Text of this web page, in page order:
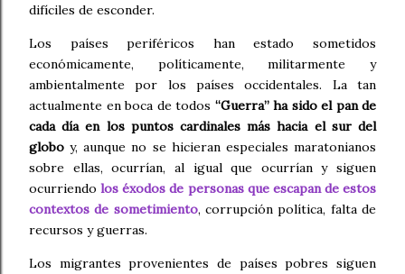
difíciles de esconder.
Los países periféricos han estado sometidos
económicamente, políticamente, militarmente y
ambientalmente por los países occidentales. La tan
actualmente en boca de todos “Guerra” ha sido el pan de
cada día en los puntos cardinales más hacia el sur del
globo y, aunque no se hicieran especiales maratonianos
sobre ellas, ocurrían, al igual que ocurrían y siguen
ocurriendolos éxodos de personas que escapan de estos
contextos de sometimiento, corrupción política, falta de
recursos y guerras.
Los migrantes provenientes de países pobres siguen